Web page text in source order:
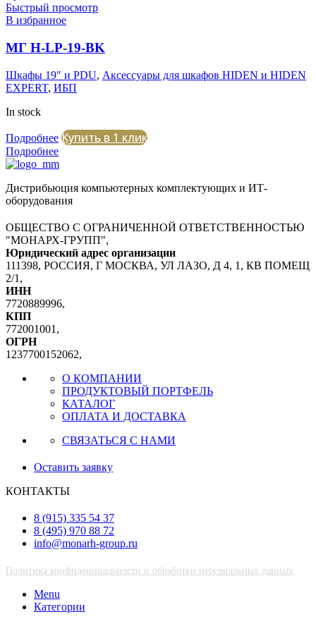
Быстрый просмотр
В избранное
МГ H-LP-19-BK
Шкафы 19" и PDU, Аксессуары для шкафов HIDEN и HIDEN
EXPERT, ИБП
In stock
Подробнее Купить в 1 клик
Подробнее
Дистрибьюция компьютерных комплектующих и ИТ-
оборудования
ОБЩЕСТВО С ОГРАНИЧЕННОЙ ОТВЕТСТВЕННОСТЬЮ
"МОНАРХ-ГРУПП",
Юридический адрес организации
111398, РОССИЯ, Г МОСКВА, УЛ ЛАЗО, Д 4, 1, КВ ПОМЕЩ
2/1,
ИНН
7720889996,
КПП
772001001,
ОГРН
1237700152062,
О КОМПАНИИ
ПРОДУКТОВЫЙ ПОРТФЕЛЬ
КАТАЛОГ
ОПЛАТА И ДОСТАВКА
СВЯЗАТЬСЯ С НАМИ
Оставить заявку
КОНТАКТЫ
8 (915) 335 54 37
8 (495) 970 88 72
info@monarh-group.ru
Политика конфиденциальности и обработки персональных данных
Menu
Категории